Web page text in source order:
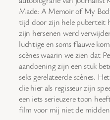
Made: A Memoir of My
tijd door zijn hele puberteit
zijn hersenen werd
luchtige en soms flauwe
scènes waarin we zien dat
aandoening zijn een stuk
seks gerelateerde scènes.
die hier als regisseur zijn
een iets serieuzere toon
film voor mij niet de